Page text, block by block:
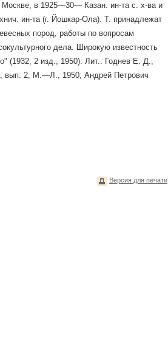
в 1925—30— Казан. ин-та с. х-ва и
ин-та (г. Йошкар-Ола). Т. принадлежат
пород, работы по вопросам
дела. Широкую известность
(1932, 2 изд., 1950). Лит.: Годнев Е. Д.,
вып. 2, М.—Л., 1950; Андрей Петрович
Версия для печати